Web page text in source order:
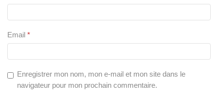
Email *
Enregistrer mon nom, mon e-mail et mon site dans le
navigateur pour mon prochain commentaire.